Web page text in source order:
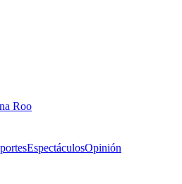
Roo
EspectáculosOpinión